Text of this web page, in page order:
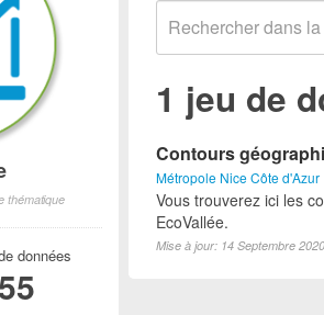
1 jeu de
Contours
Métropole Nice Côte d'Azur
Vous trouverez ici les
EcoVallée.
Mise à jour: 14 Septembre 2020
thématique
données